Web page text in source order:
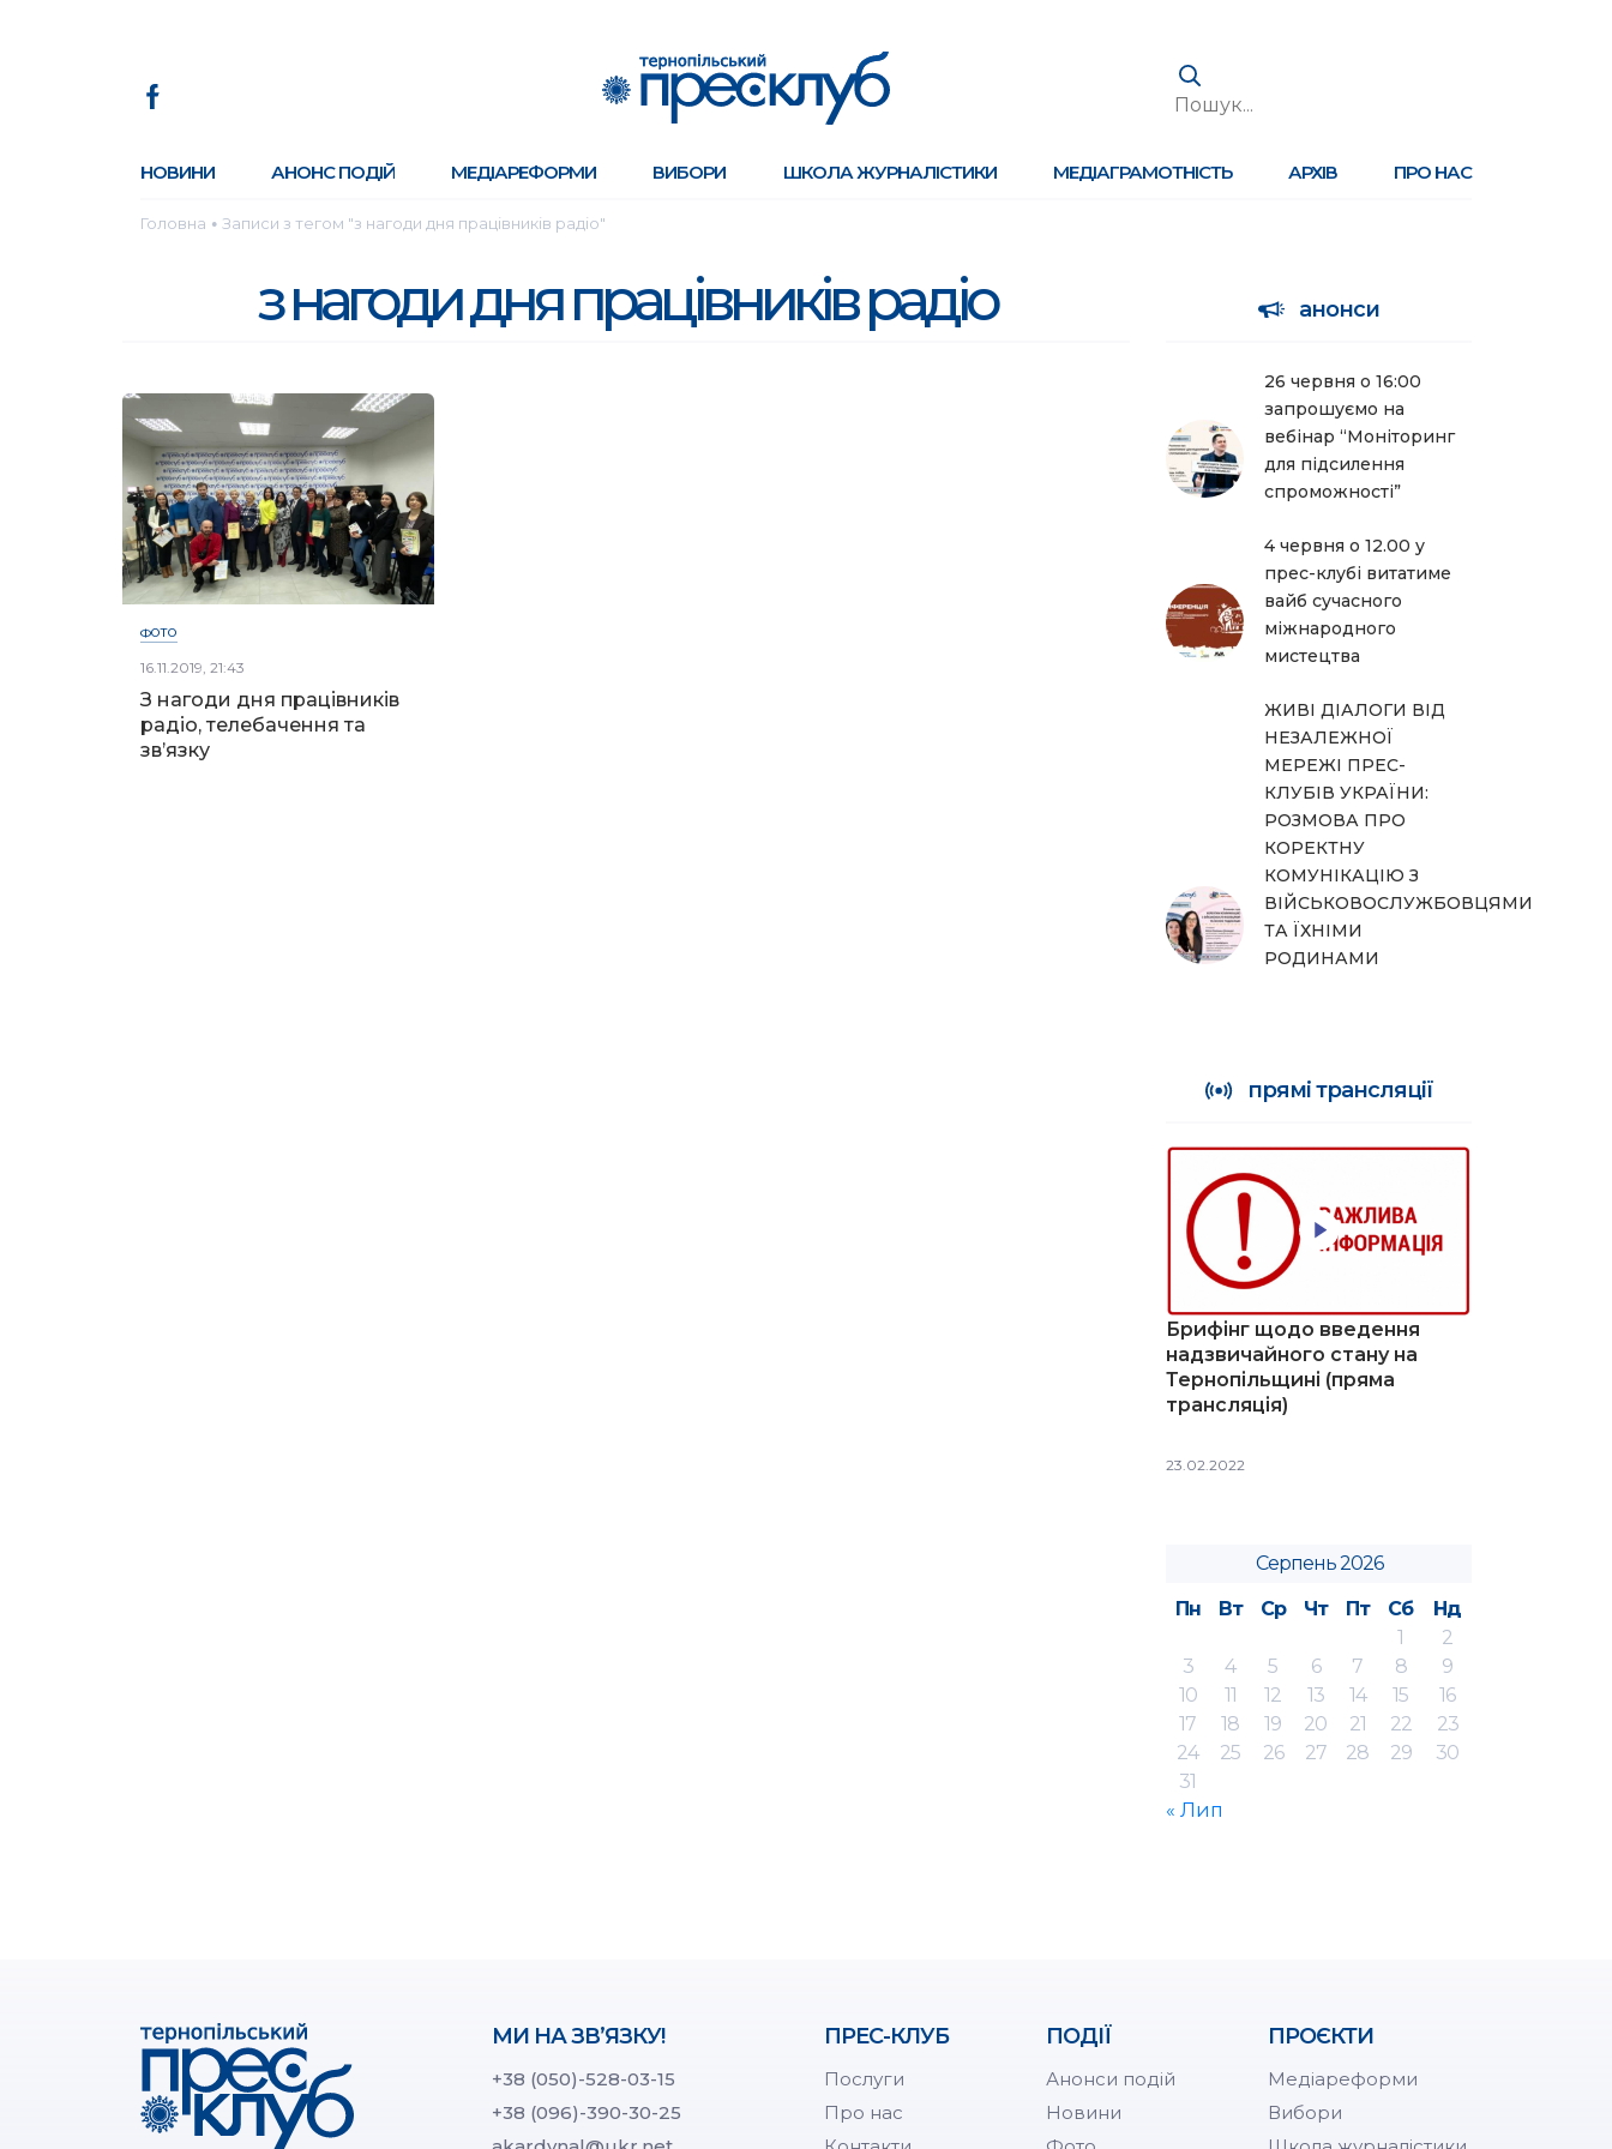
НОВИНИ АНОНС ПОДІЙ МЕДІАРЕФОРМИ ВИБОРИ ШКОЛА ЖУРНАЛІСТИКИ МЕДІАГРАМОТНІСТЬ АРХІВ ПРО НАС
Головна ● Записи з тегом "з нагоди дня працівників радіо"
з нагоди дня працівників радіо
ФОТО
16.11.2019, 21:43
З нагоди дня працівників
радіо, телебачення та
зв’язку
анонси
26 червня о 16:00
запрошуємо на
вебінар “Моніторинг
для підсилення
спроможності”
4 червня о 12.00 у
прес-клубі витатиме
вайб сучасного
міжнародного
мистецтва
ЖИВІ ДІАЛОГИ ВІД
НЕЗАЛЕЖНОЇ
МЕРЕЖІ ПРЕС-
КЛУБІВ УКРАЇНИ:
РОЗМОВА ПРО
КОРЕКТНУ
КОМУНІКАЦІЮ З
ВІЙСЬКОВОСЛУЖБОВЦЯМИ
ТА ЇХНІМИ
РОДИНАМИ
прямі трансляції
Брифінг щодо введення
надзвичайного стану на
Тернопільщині (пряма
трансляція)
23.02.2022
Серпень 2026
Пн
Вт Ср Чт Пт Сб
Нд
1
2
3
4 5 6 7 8
9
10
11 12 13 14 15
16
17
18 19 20 21 22
23
24
25 26 27 28 29
30
31
« Лип
МИ НА ЗВ’ЯЗКУ!
+38 (050)-528-03-15
+38 (096)-390-30-25
ПРЕС-КЛУБ
Послуги
Про нас
ПОДІЇ
Анонси подій
Новини
ПРОЄКТИ
Медіареформи
Вибори